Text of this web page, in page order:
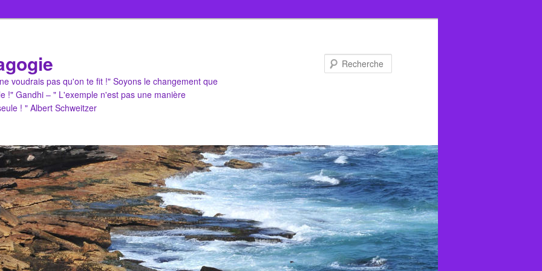
voudrais pas qu'on te fit !" Soyons le changement que
!" Gandhi – " L'exemple n'est pas une manière
! " Albert Schweitzer